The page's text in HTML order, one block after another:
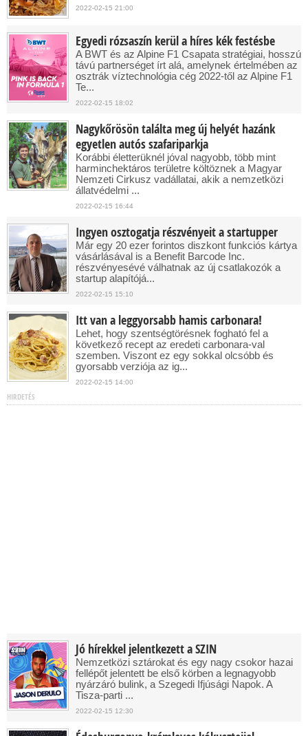
2022-02-15 21:00
Egyedi rózsaszín kerül a híres kék festésbe
A BWT és az Alpine F1 Csapata stratégiai, hosszú
távú partnerséget írt alá, amelynek értelmében az
osztrák víztechnológia cég 2022-től az Alpine F1
Te...
2022-02-15 18:02
Nagykőrösön találta meg új helyét hazánk
egyetlen autós szafariparkja
Korábbi életterüknél jóval nagyobb, több mint
harminchektáros területre költöznek a Magyar
Nemzeti Cirkusz vadállatai, akik a nemzetközi
állatvédelmi ...
2022-02-15 16:44
Ingyen osztogatja részvényeit a startupper
Már egy 20 ezer forintos diszkont funkciós kártya
vásárlásával is a Benefit Barcode Inc.
részvényesévé válhatnak az új csatlakozók a
startup alapítójá...
2022-02-15 15:10
Itt van a leggyorsabb hamis carbonara!
Lehet, hogy szentségtörésnek fogható fel a
következő recept az eredeti carbonara-val
szemben. Viszont ez egy sokkal olcsóbb és
gyorsabb verziója az ig...
2022-02-15 14:00
HIRDETÉS
Jó hírekkel jelentkezett a SZIN
Nemzetközi sztárokat és egy nagy csokor hazai
fellépőt jelentett be első körben a legnagyobb
nyárzáró bulink, a Szegedi Ifjúsági Napok. A
Tisza-parti ...
2022-02-15 12:30